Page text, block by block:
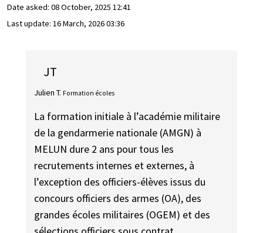
Date asked: 08 October, 2025 12:41
Last update: 16 March, 2026 03:36
JT
Julien T. Formation écoles
La formation initiale à l’académie militaire
de la gendarmerie nationale (AMGN) à
MELUN dure 2 ans pour tous les
recrutements internes et externes, à
l’exception des officiers-élèves issus du
concours officiers des armes (OA), des
grandes écoles militaires (OGEM) et des